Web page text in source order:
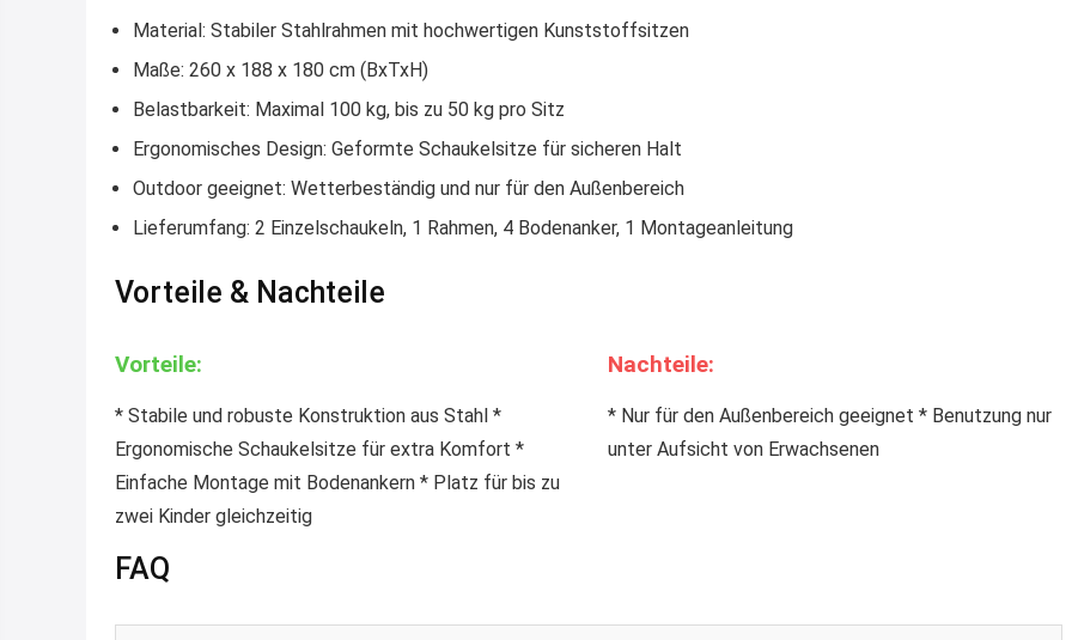
Material: Stabiler Stahlrahmen mit hochwertigen Kunststoffsitzen
Maße: 260 x 188 x 180 cm (BxTxH)
Belastbarkeit: Maximal 100 kg, bis zu 50 kg pro Sitz
Ergonomisches Design: Geformte Schaukelsitze für sicheren Halt
Outdoor geeignet: Wetterbeständig und nur für den Außenbereich
Lieferumfang: 2 Einzelschaukeln, 1 Rahmen, 4 Bodenanker, 1 Montageanleitung
Vorteile & Nachteile
Vorteile:
* Stabile und robuste Konstruktion aus Stahl *
Ergonomische Schaukelsitze für extra Komfort *
Einfache Montage mit Bodenankern * Platz für bis zu
zwei Kinder gleichzeitig
Nachteile:
* Nur für den Außenbereich geeignet * Benutzung nur
unter Aufsicht von Erwachsenen
FAQ